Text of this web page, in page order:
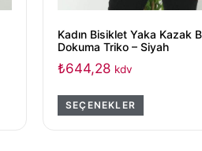
Kadın Bisiklet Yaka Kazak
Dokuma Triko – Siyah
₺644,28 kdv
SEÇENEKLER